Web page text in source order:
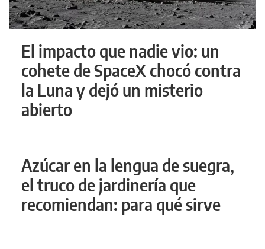
El impacto que nadie vio: un
cohete de SpaceX chocó contra
la Luna y dejó un misterio
abierto
Azúcar en la lengua de suegra,
el truco de jardinería que
recomiendan: para qué sirve